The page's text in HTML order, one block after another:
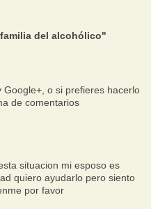
del alcohólico"
o si prefieres hacerlo
de comentarios
situacion mi esposo es
quiero ayudarlo pero siento
por favor